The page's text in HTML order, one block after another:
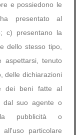
e possiedono le
presentato al
c) presentano la
dello stesso tipo,
aspettarsi, tenuto
delle dichiarazioni
dei beni fatte al
dal suo agente o
pubblicità o
particolare